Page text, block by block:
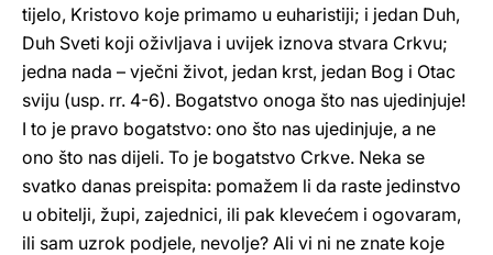
tijelo, Kristovo koje primamo u euharistiji; i jedan Duh,
Duh Sveti koji oživljava i uvijek iznova stvara Crkvu;
jedna nada – vječni život, jedan krst, jedan Bog i Otac
sviju (usp. rr. 4-6). Bogatstvo onoga što nas ujedinjuje!
I to je pravo bogatstvo: ono što nas ujedinjuje, a ne
ono što nas dijeli. To je bogatstvo Crkve. Neka se
svatko danas preispita: pomažem li da raste jedinstvo
u obitelji, župi, zajednici, ili pak klevećem i ogovaram,
ili sam uzrok podjele, nevolje? Ali vi ni ne znate koje